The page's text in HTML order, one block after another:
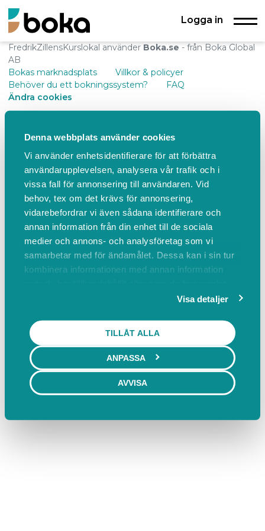
Denna webbplats använder cookies
Vi använder enhetsidentifierare för att förbättra
användarupplevelsen, analysera vår trafik och i
vissa fall för annonsering till användaren. Vid
behov, tex om det krävs för annonsering,
vidarebefordrar vi även sådana identifierare och
annan information från din enhet till de sociala
medier och annons- och analysföretag som vi
samarbetar med för ändamålet. Dessa kan i sin tur
kombinera informationen med annan information
Visa detaljer
TILLÅT ALLA
ANPASSA
AVVISA
Logga in
FredrikZillensKurslokal använder Boka.se - från Boka Global
AB
Bokas marknadsplats
Villkor & policyer
Behöver du ett bokningssystem?
FAQ
Ändra cookies